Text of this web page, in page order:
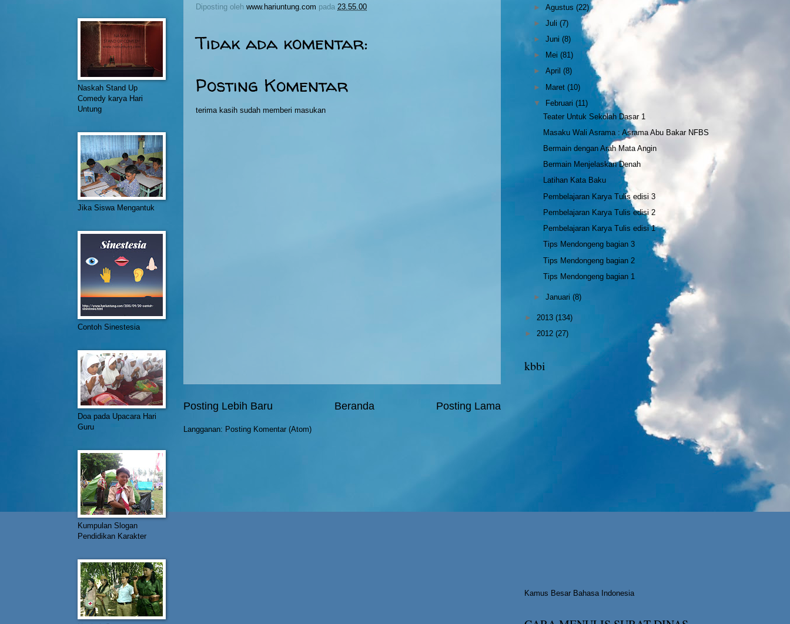
Diposting oleh www.hariuntung.com pada 23.55.00
Tidak ada komentar:
Posting Komentar
terima kasih sudah memberi masukan
Posting Lebih Baru Posting Lama
Beranda
Langganan: Posting Komentar (Atom)
Naskah Stand Up
Comedy karya Hari
Untung
Jika Siswa Mengantuk
Contoh Sinestesia
Doa pada Upacara Hari
Guru
Kumpulan Slogan
Pendidikan Karakter
►Agustus(22)
►Juli(7)
►Juni(8)
►
Mei(81)
►April(8)
► Maret(10)
▼
Februari(11)
Teater Untuk Sekolah Dasar 1
Masaku Wali Asrama : Asrama Abu Bakar NFBS
Bermain dengan Arah Mata Angin
Bermain Menjelaskan Denah
Latihan Kata Baku
Pembelajaran Karya Tulis edisi 3
Pembelajaran Karya Tulis edisi 2
Pembelajaran Karya Tulis edisi 1
Tips Mendongeng bagian 3
Tips Mendongeng bagian 2
Tips Mendongeng bagian 1
►Januari(8)
► 2013 (134)
► 2012 (27)
kbbi
Kamus Besar Bahasa Indonesia